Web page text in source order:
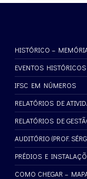
HISTÓRICO –
EVENTOS HISTÓRICOS
IFSC EM NÚMEROS
RELATÓRIOS DE
RELATÓRIOS DE
AUDITÓRIO (PROF.
PRÉDIOS E
COMO CHEGAR –